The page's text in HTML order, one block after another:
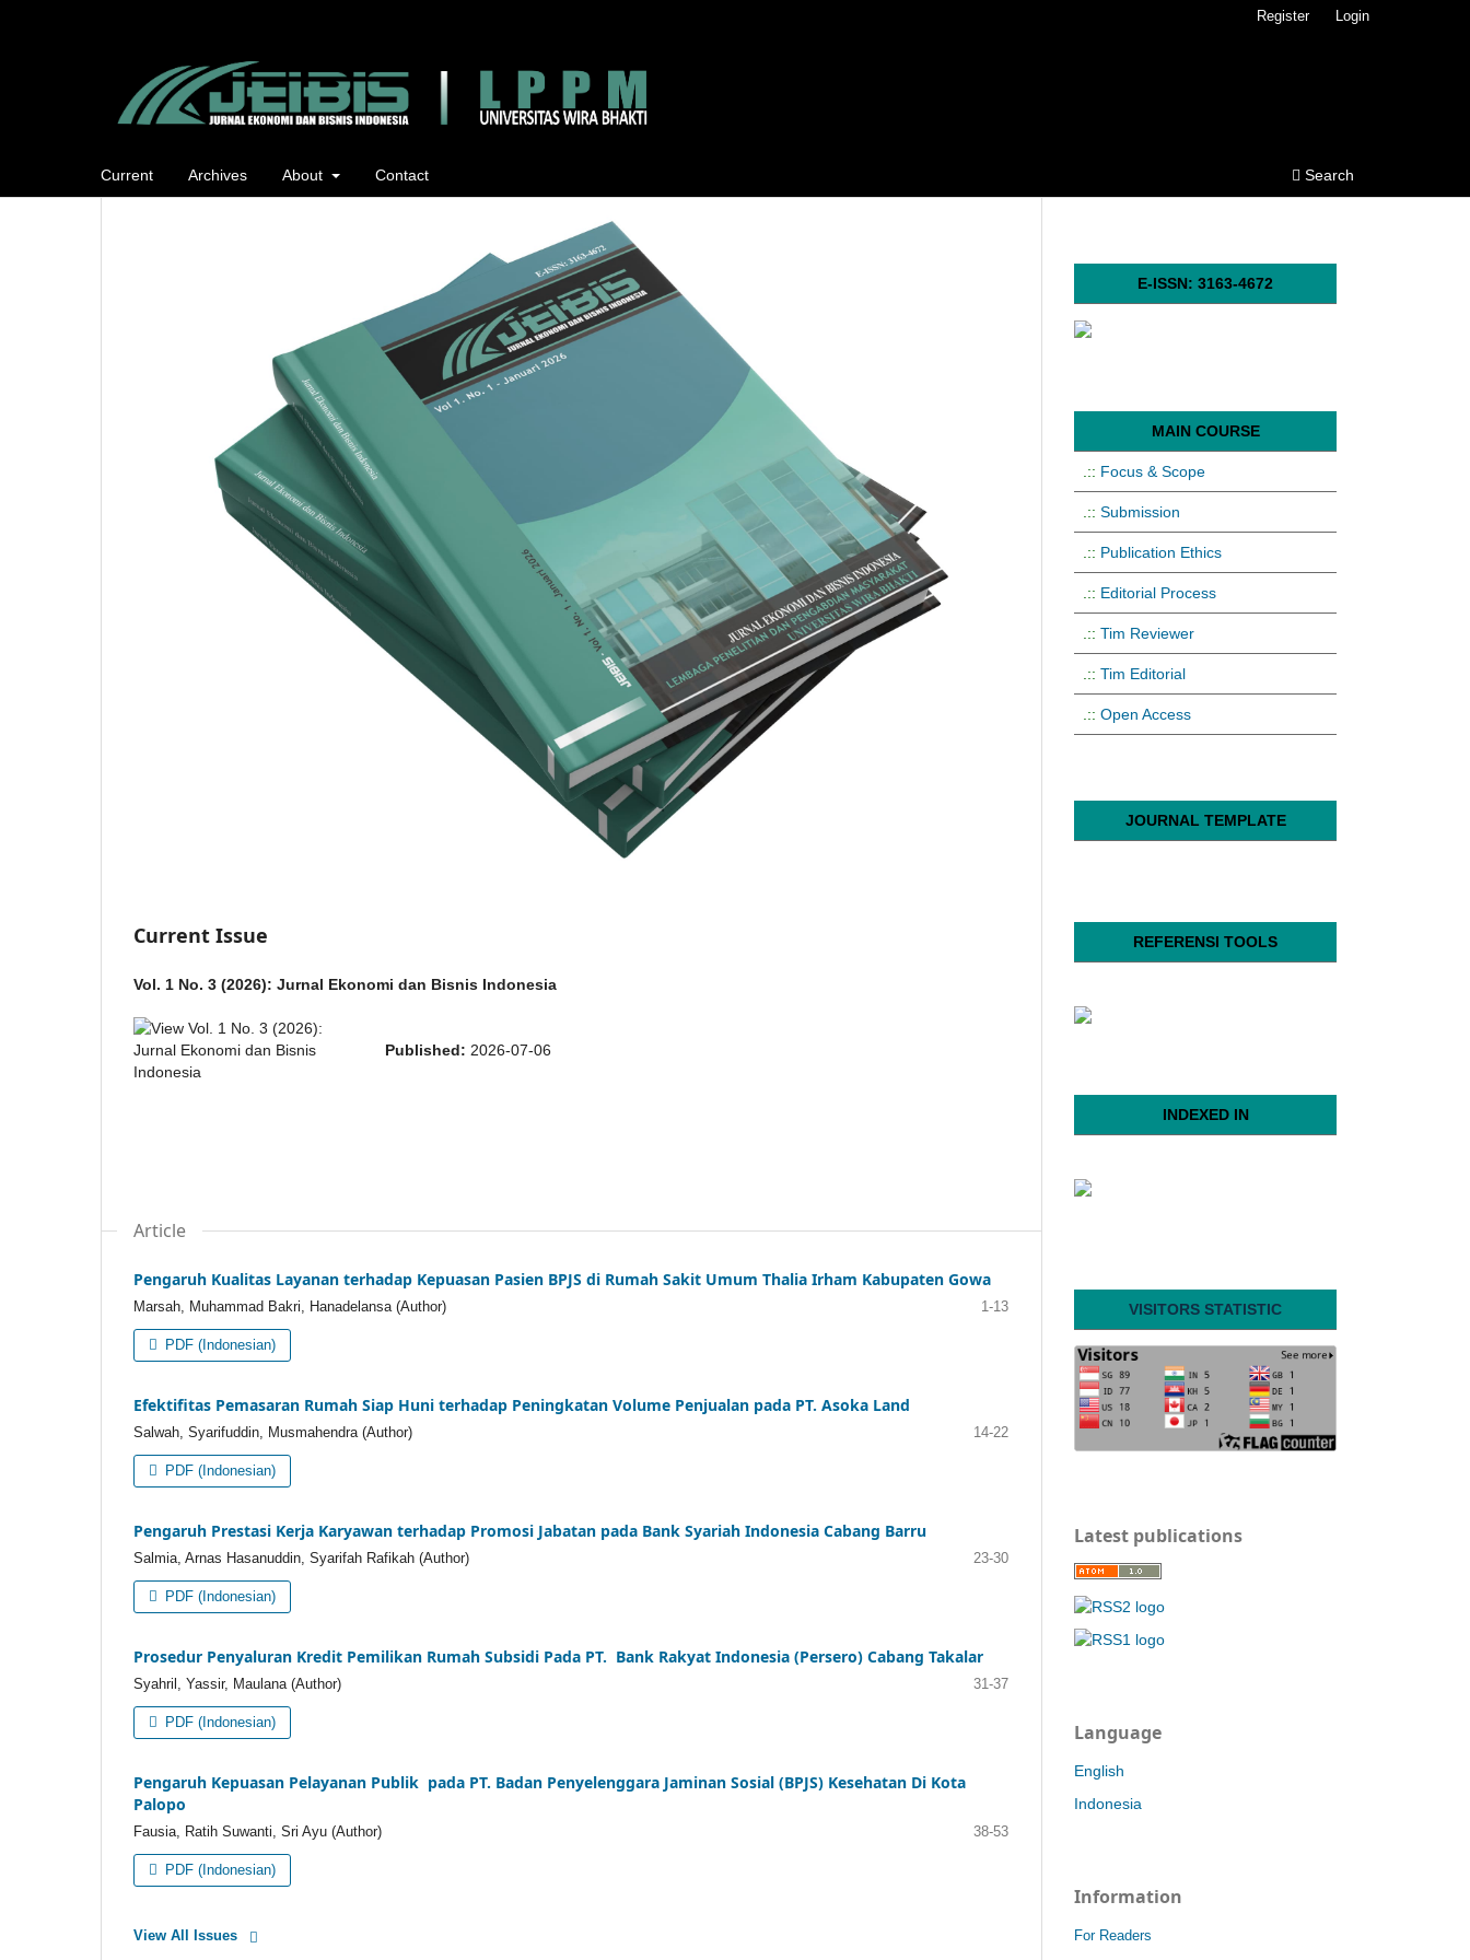
Current Archives About Contact Search
Register Login
Current Issue
Vol. 1 No. 3 (2026): Jurnal Ekonomi dan Bisnis Indonesia
Published: 2026-07-06
Article
Pengaruh Kualitas Layanan terhadap Kepuasan Pasien BPJS di Rumah Sakit Umum Thalia Irham Kabupaten Gowa
Marsah, Muhammad Bakri, Hanadelansa (Author) 1-13
PDF (Indonesian)
Efektifitas Pemasaran Rumah Siap Huni terhadap Peningkatan Volume Penjualan pada PT. Asoka Land
Salwah, Syarifuddin, Musmahendra (Author) 14-22
PDF (Indonesian)
Pengaruh Prestasi Kerja Karyawan terhadap Promosi Jabatan pada Bank Syariah Indonesia Cabang Barru
Salmia, Arnas Hasanuddin, Syarifah Rafikah (Author) 23-30
PDF (Indonesian)
Prosedur Penyaluran Kredit Pemilikan Rumah Subsidi Pada PT. Bank Rakyat Indonesia (Persero) Cabang Takalar
Syahril, Yassir, Maulana (Author) 31-37
PDF (Indonesian)
Pengaruh Kepuasan Pelayanan Publik pada PT. Badan Penyelenggara Jaminan Sosial (BPJS) Kesehatan Di Kota
Palopo
Fausia, Ratih Suwanti, Sri Ayu (Author) 38-53
PDF (Indonesian)
View All Issues
E-ISSN: 3163-4672
MAIN COURSE
.:: Focus & Scope
.:: Submission
.:: Publication Ethics
.:: Editorial Process
.:: Tim Reviewer
.:: Tim Editorial
.:: Open Access
JOURNAL TEMPLATE
REFERENSI TOOLS
INDEXED IN
VISITORS STATISTIC
Latest publications
Language
English
Indonesia
Information
For Readers